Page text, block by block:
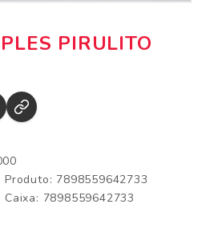
PIRULITO
7898559642733
7898559642733